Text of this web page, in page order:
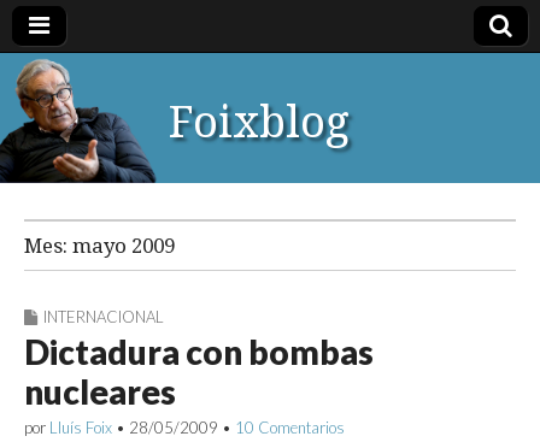
Foixblog
Mes: mayo 2009
INTERNACIONAL
Dictadura con bombas
nucleares
por Lluís Foix • 28/05/2009 • 10 Comentarios